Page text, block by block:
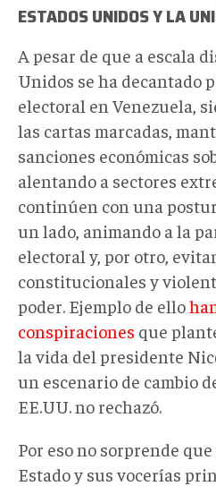
ESTADOS UNIDOS Y LA
A pesar de que a escala
Unidos se ha decantado
electoral en Venezuela,
las cartas marcadas,
sanciones económicas
alentando a sectores
continúen con una
un lado, animando a la
electoral y, por otro,
constitucionales y
poder. Ejemplo de ello
conspiraciones que
la vida del presidente
un escenario de cambio
EE.UU. no rechazó.
Por eso no sorprende
Estado y sus vocerías